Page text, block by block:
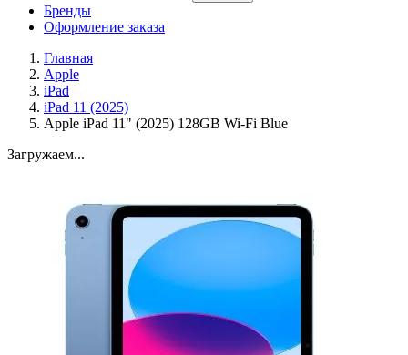
Бренды
Оформление заказа
Главная
Apple
iPad
iPad 11 (2025)
Apple iPad 11" (2025) 128GB Wi-Fi Blue
Загружаем...